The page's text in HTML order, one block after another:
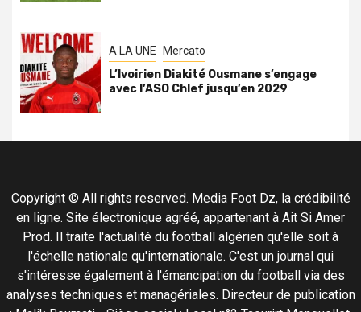
A LA UNE Mercato
L’Ivoirien Diakité Ousmane s’engage
avec l’ASO Chlef jusqu’en 2029
Copyright © All rights reserved. Media Foot Dz, la crédibilité
en ligne. Site électronique agréé, appartenant à Ait Si Amer
Prod. Il traite l'actualité du football algérien qu'elle soit à
l'échelle nationale qu'internationale. C'est un journal qui
s'intéresse également à l'émancipation du football via des
analyses techniques et managériales. Directeur de publication